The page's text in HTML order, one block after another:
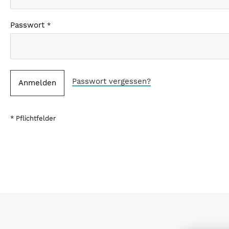
Passwort
Anmelden Passwort vergessen?